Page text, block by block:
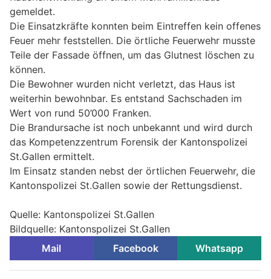
gemeldet.
Die Einsatzkräfte konnten beim Eintreffen kein offenes
Feuer mehr feststellen. Die örtliche Feuerwehr musste
Teile der Fassade öffnen, um das Glutnest löschen zu
können.
Die Bewohner wurden nicht verletzt, das Haus ist
weiterhin bewohnbar. Es entstand Sachschaden im
Wert von rund 50’000 Franken.
Die Brandursache ist noch unbekannt und wird durch
das Kompetenzzentrum Forensik der Kantonspolizei
St.Gallen ermittelt.
Im Einsatz standen nebst der örtlichen Feuerwehr, die
Kantonspolizei St.Gallen sowie der Rettungsdienst.
Quelle: Kantonspolizei St.Gallen
Bildquelle: Kantonspolizei St.Gallen
Mail
Facebook Whatsapp